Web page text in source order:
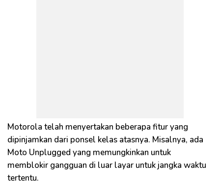
Motorola telah menyertakan beberapa fitur yang
dipinjamkan dari ponsel kelas atasnya. Misalnya, ada
Moto Unplugged yang memungkinkan untuk
memblokir gangguan di luar layar untuk jangka waktu
tertentu.